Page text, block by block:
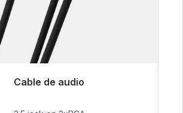
Cable de audio
envío inmediato, plazo de entrega